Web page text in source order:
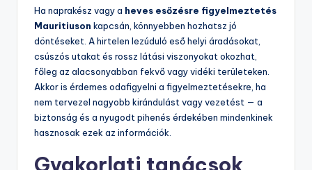
Ha naprakész vagy a heves esőzésre figyelmeztetés
Mauritiuson kapcsán, könnyebben hozhatsz jó
döntéseket. A hirtelen lezúduló eső helyi áradásokat,
csúszós utakat és rossz látási viszonyokat okozhat,
főleg az alacsonyabban fekvő vagy vidéki területeken.
Akkor is érdemes odafigyelni a figyelmeztetésekre, ha
nem tervezel nagyobb kirándulást vagy vezetést — a
biztonság és a nyugodt pihenés érdekében mindenkinek
hasznosak ezek az információk.
Gyakorlati tanácsok